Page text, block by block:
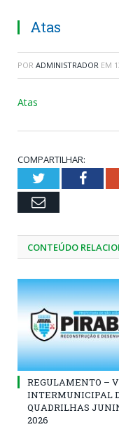
Atas
POR ADMINISTRADOR EM
Atas
COMPARTILHAR:
Twitter
Email
CONTEÚDO
REGULAMENTO – V
INTERMUNICIPAL
QUADRILHAS
2026